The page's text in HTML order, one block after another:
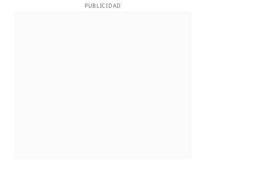
PUBLICIDAD